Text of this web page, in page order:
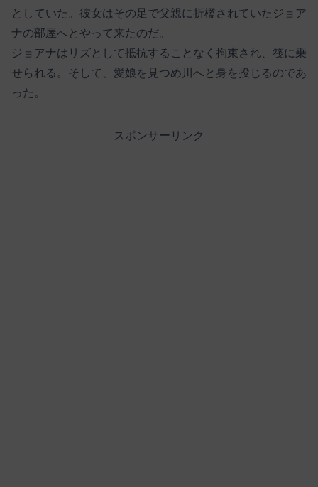
としていた。彼女はその足で父親に折檻されていたジョア
ナの部屋へとやって来たのだ。
ジョアナはリズとして抵抗することなく拘束され、筏に乗
せられる。そして、愛娘を見つめ川へと身を投じるのであ
った。
スポンサーリンク